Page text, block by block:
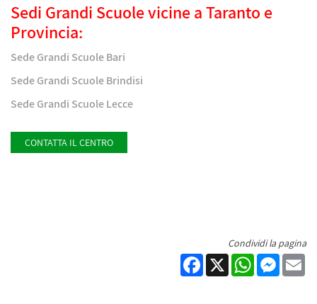
Sedi Grandi Scuole vicine a Taranto e
Provincia:
Sede Grandi Scuole Bari
Sede Grandi Scuole Brindisi
Sede Grandi Scuole Lecce
CONTATTA IL CENTRO
Condividi la pagina
Facebook
X WhatsApp